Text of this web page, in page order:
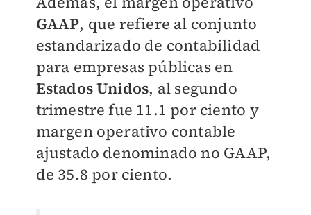
GAAP, que refiere al conjunto
estandarizado de contabilidad
para empresas públicas en
Estados Unidos, al segundo
trimestre fue 11.1 por ciento y
margen operativo contable
ajustado denominado no GAAP,
de 35.8 por ciento.